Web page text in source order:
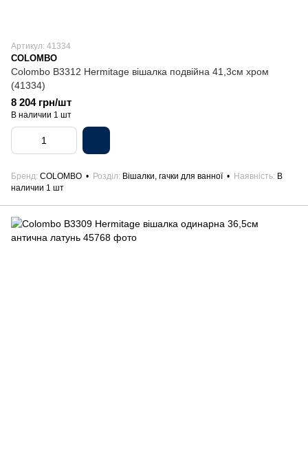
Артикул: 41334
COLOMBO
Colombo B3312 Hermitage вішалка подвійна 41,3см хром
(41334)
8 204 грн/шт
В наличии 1 шт
Бренд COLOMBO Розділ Вішалки, гачки для ванної Наявність В
наличии 1 шт